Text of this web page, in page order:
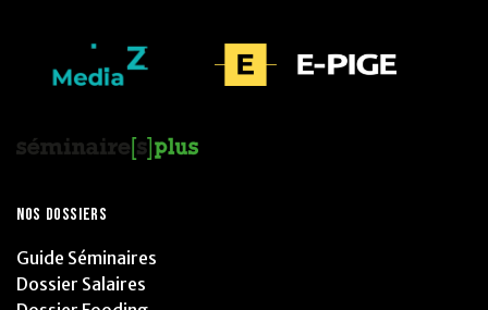
NOS DOSSIERS
Guide Séminaires
Dossier Salaires